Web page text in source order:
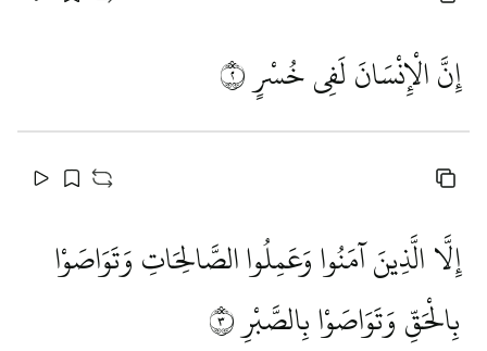
إِنَّ الْإِنْسَانَ لَفِي خُسْرٍ٢
إِلَّا الَّذِينَ آمَنُوا وَعَمِلُوا الصَّالِحَاتِ وَتَوَاصَوْا
بِالْحَقِّ وَتَوَاصَوْا بِالصَّبْرِ٣